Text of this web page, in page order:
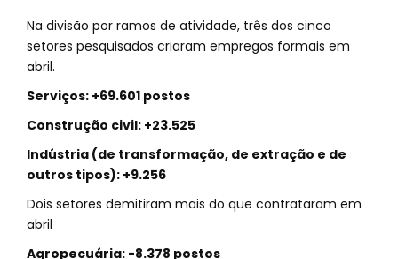
Na divisão por ramos de atividade, três dos cinco
setores pesquisados criaram empregos formais em
abril.
Serviços: +69.601 postos
Construção civil: +23.525
Indústria (de transformação, de extração e de
outros tipos): +9.256
Dois setores demitiram mais do que contrataram em
abril
Agropecuária: -8.378 postos